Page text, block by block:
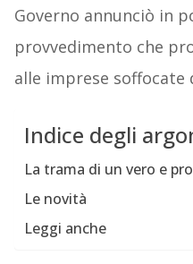
Governo annunciò in
provvedimento che
alle imprese soffocate
Indice degli
La trama di un vero e
Le novità
Leggi anche